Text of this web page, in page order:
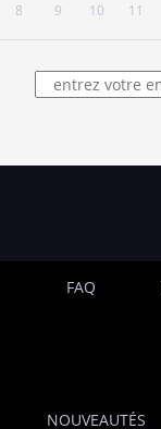
8
9 10 11
FAQ
NOUVEAUTÉS